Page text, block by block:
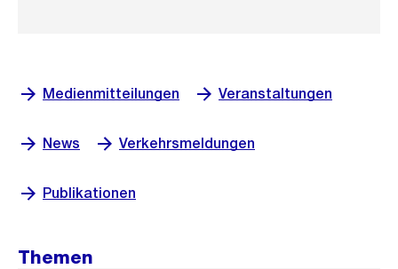
Medienmitteilungen Veranstaltungen
News Verkehrsmeldungen
Publikationen
Themen